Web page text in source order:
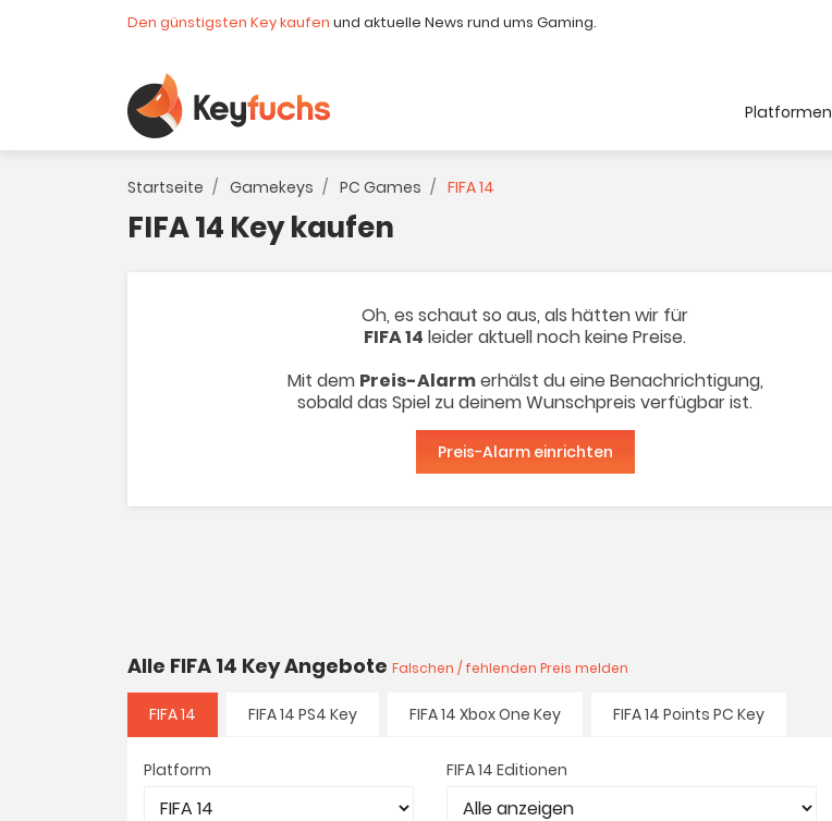
Den günstigsten Key kaufen und aktuelle News rund ums Gaming.
Platformen
Startseite Gamekeys PC Games FIFA 14
FIFA 14 Key kaufen
Oh, es schaut so aus, als hätten wir für
FIFA 14 leider aktuell noch keine Preise.
Mit dem Preis-Alarmerhälst du eine Benachrichtigung,
sobald das Spiel zu deinem Wunschpreis verfügbar ist.
Preis-Alarm einrichten
Alle FIFA 14 Key Angebote Falschen / fehlenden Preis melden
FIFA 14 FIFA 14 PS4 Key FIFA 14 Xbox One Key FIFA 14 Points PC Key
Platform FIFA 14 Editionen